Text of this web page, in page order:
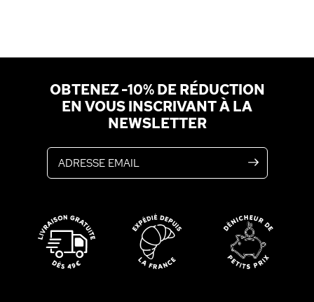
OBTENEZ -10% DE RÉDUCTION
EN VOUS INSCRIVANT À LA
NEWSLETTER